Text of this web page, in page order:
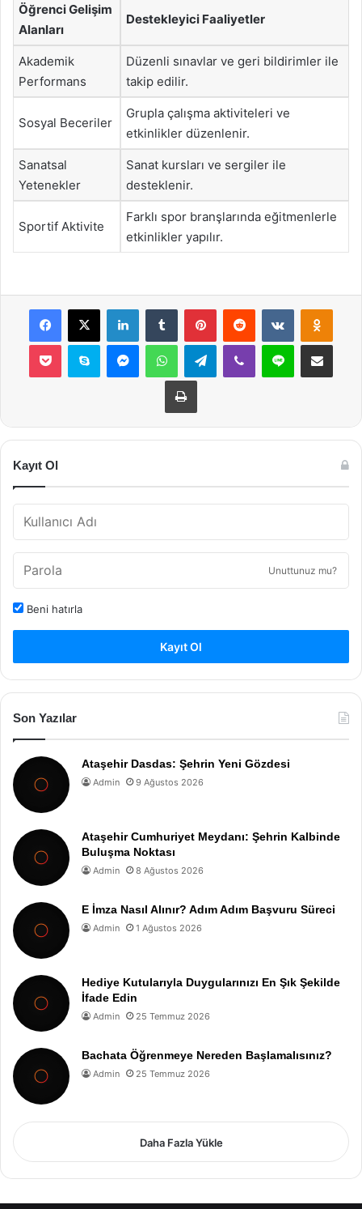
Öğrenci Gelişim
Alanları
Destekleyici Faaliyetler
Akademik
Performans
Düzenli sınavlar ve geri bildirimler ile
takip edilir.
Sosyal Beceriler
Grupla çalışma aktiviteleri ve
etkinlikler düzenlenir.
Sanatsal
Yetenekler
Sanat kursları ve sergiler ile
desteklenir.
Sportif Aktivite
Farklı spor branşlarında eğitmenlerle
etkinlikler yapılır.
Facebook
X LinkedInTumblr PinterestReddit VKontakte
Pocket Skype MessengerWhatsAppTelegramViber Line E-Posta ile
Yazdır
Kayıt Ol
Unuttunuz mu?
Beni hatırla
Kayıt Ol
Son Yazılar
Ataşehir Dasdas: Şehrin Yeni Gözdesi
Admin 9 Ağustos 2026
Ataşehir Cumhuriyet Meydanı: Şehrin Kalbinde
Buluşma Noktası
Admin 8 Ağustos 2026
E İmza Nasıl Alınır? Adım Adım Başvuru Süreci
Admin 1 Ağustos 2026
Hediye Kutularıyla Duygularınızı En Şık Şekilde
İfade Edin
Admin 25 Temmuz 2026
Bachata Öğrenmeye Nereden Başlamalısınız?
Admin 25 Temmuz 2026
Daha Fazla Yükle